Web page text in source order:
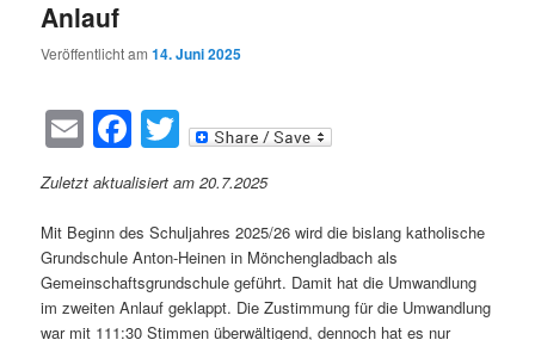
Anlauf
Veröffentlicht am14. Juni 2025
EmailFacebook
Twitter
Zuletzt aktualisiert am 20.7.2025
Mit Beginn des Schuljahres 2025/26 wird die bislang katholische
Grundschule Anton-Heinen in Mönchengladbach als
Gemeinschaftsgrundschule geführt. Damit hat die Umwandlung
im zweiten Anlauf geklappt. Die Zustimmung für die Umwandlung
war mit 111:30 Stimmen überwältigend, dennoch hat es nur